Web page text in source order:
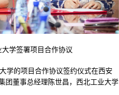
学签署项目合作协议
学的项目合作协议签约仪式在西安
团董事总经理陈世昌，西北工业大学